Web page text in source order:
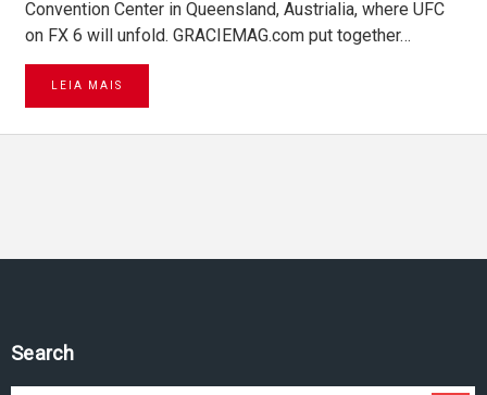
Convention Center in Queensland, Austrialia, where UFC
on FX 6 will unfold. GRACIEMAG.com put together…
LEIA MAIS
Pesquise no site